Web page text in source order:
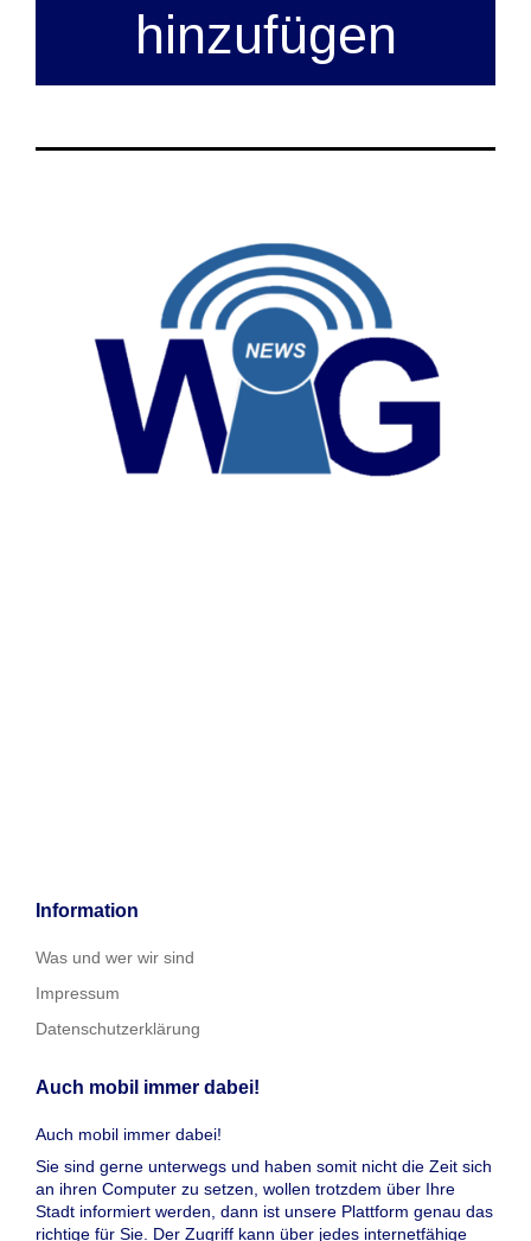
hinzufügen
Information
Was und wer wir sind
Impressum
Datenschutzerklärung
Auch mobil immer dabei!
Auch mobil immer dabei!
Sie sind gerne unterwegs und haben somit nicht die Zeit sich
an ihren Computer zu setzen, wollen trotzdem über Ihre
Stadt informiert werden, dann ist unsere Plattform genau das
richtige für Sie. Der Zugriff kann über jedes internetfähige